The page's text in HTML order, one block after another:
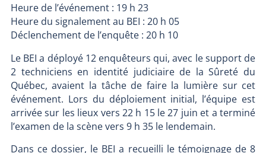
Heure de l’événement : 19 h 23
Heure du signalement au BEI : 20 h 05
Déclenchement de l’enquête : 20 h 10
Le BEI a déployé 12 enquêteurs qui, avec le support de
2 techniciens en identité judiciaire de la Sûreté du
Québec, avaient la tâche de faire la lumière sur cet
événement. Lors du déploiement initial, l’équipe est
arrivée sur les lieux vers 22 h 15 le 27 juin et a terminé
l’examen de la scène vers 9 h 35 le lendemain.
Dans ce dossier, le BEI a recueilli le témoignage de 8